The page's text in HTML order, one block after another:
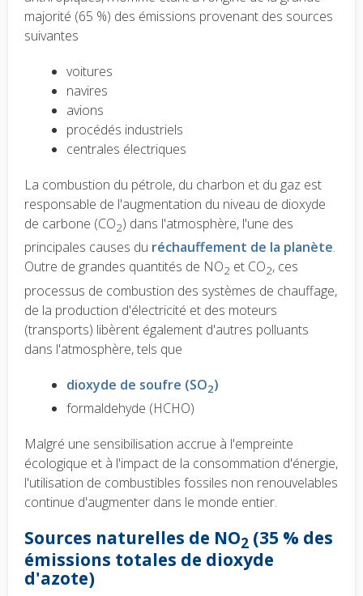
majorité (65 %) des émissions provenant des sources
suivantes
voitures
navires
avions
procédés industriels
centrales électriques
La combustion du pétrole, du charbon et du gaz est
responsable de l'augmentation du niveau de dioxyde
de carbone (CO2) dans l'atmosphère, l'une des
principales causes du réchauffement de la planète.
Outre de grandes quantités de NO2 et CO2, ces
processus de combustion des systèmes de chauffage,
de la production d'électricité et des moteurs
(transports) libèrent également d'autres polluants
dans l'atmosphère, tels que
dioxyde de soufre (SO2)
formaldehyde (HCHO)
Malgré une sensibilisation accrue à l'empreinte
écologique et à l'impact de la consommation d'énergie,
l'utilisation de combustibles fossiles non renouvelables
continue d'augmenter dans le monde entier.
Sources naturelles de NO2 (35 % des
émissions totales de dioxyde
d'azote)